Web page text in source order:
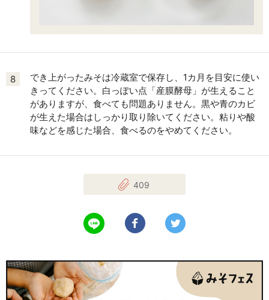
8
でき上がったみそは冷蔵室で保存し、1カ月を目安に使い
きってください。白っぽい点「産膜酵母」が生えること
がありますが、食べても問題ありません。黒や青のカビ
が生えた場合はしっかり取り除いてください。粘りや酸
味などを感じた場合、食べるのをやめてください。
409
LINEで送る Facebookでシェアする